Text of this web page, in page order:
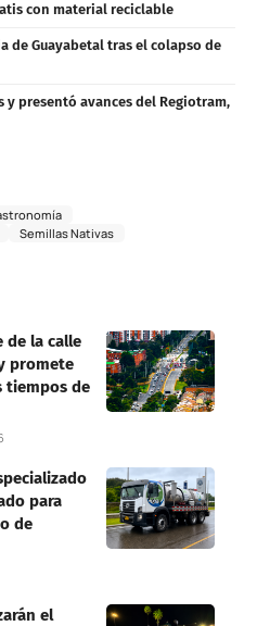
con material reciclable
de Guayabetal tras el colapso de
presentó avances del Regiotram,
Semillas Nativas
de la calle
promete
tiempos de
para
de
el